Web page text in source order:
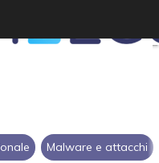
Malware e attacchi